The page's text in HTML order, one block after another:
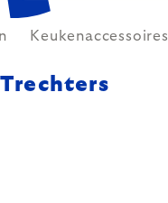
Keukenaccessoires
Trechters